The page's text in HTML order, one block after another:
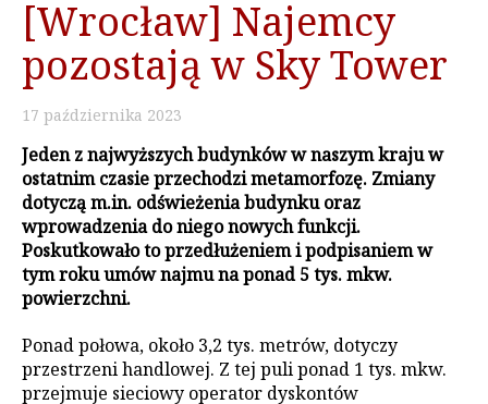
[Wrocław] Najemcy
pozostają w Sky Tower
17 października 2023
Jeden z najwyższych budynków w naszym kraju w
ostatnim czasie przechodzi metamorfozę. Zmiany
dotyczą m.in. odświeżenia budynku oraz
wprowadzenia do niego nowych funkcji.
Poskutkowało to przedłużeniem i podpisaniem w
tym roku umów najmu na ponad 5 tys. mkw.
powierzchni.
Ponad połowa, około 3,2 tys. metrów, dotyczy
przestrzeni handlowej. Z tej puli ponad 1 tys. mkw.
przejmuje sieciowy operator dyskontów